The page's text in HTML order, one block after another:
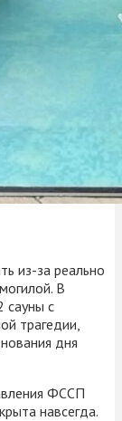
из-за реально
В
сауны с
трагедии,
дня
ФССП
навсегда.